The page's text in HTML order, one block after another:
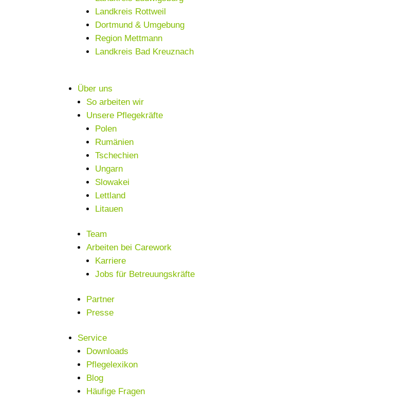
Landkreis Rottweil
Dortmund & Umgebung
Region Mettmann
Landkreis Bad Kreuznach
Über uns
So arbeiten wir
Unsere Pflegekräfte
Polen
Rumänien
Tschechien
Ungarn
Slowakei
Lettland
Litauen
Team
Arbeiten bei Carework
Karriere
Jobs für Betreuungskräfte
Partner
Presse
Service
Downloads
Pflegelexikon
Blog
Häufige Fragen